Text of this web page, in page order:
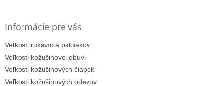
Informácie pre vás
Veľkosti rukavíc a palčiakov
Veľkosti kožušinovej obuvi
Veľkosti kožušinových čiapok
Veľkosti kožušinových odevov